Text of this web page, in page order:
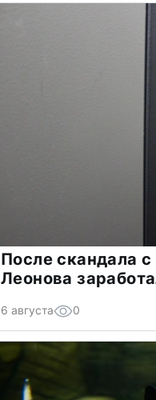
После скандала
Леонова
6 августа 0